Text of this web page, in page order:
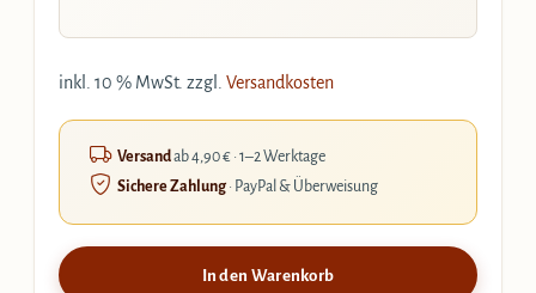
inkl. 10 % MwSt. zzgl. Versandkosten
Versandab 4,90 € · 1–2 Werktage
Sichere Zahlung· PayPal & Überweisung
In den Warenkorb